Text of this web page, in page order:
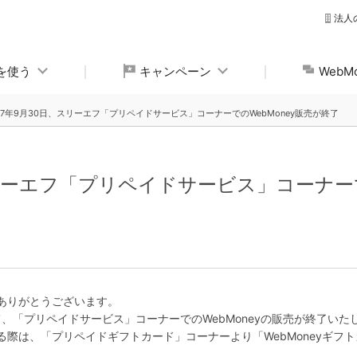
使う キャンペーン
法人
年9月30日、スリーエフ「プリペイドサービス」コーナーでのWebMoney販売が終了
エフ「プリペイドサービス」コーナ
がとうございます。
「プリペイドサービス」コーナーでのWebMoneyの販売が終了いた
は、「プリペイドギフトカード」コーナーより「WebMoneyギフ